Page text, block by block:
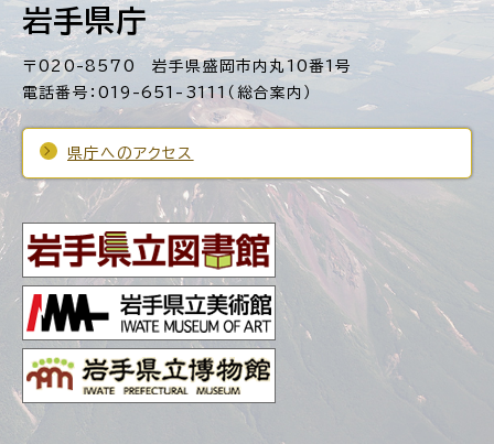
岩手県庁
〒020-8570 岩手県盛岡市内丸10番1号
電話番号：019-651-3111（総合案内）
県庁へのアクセス